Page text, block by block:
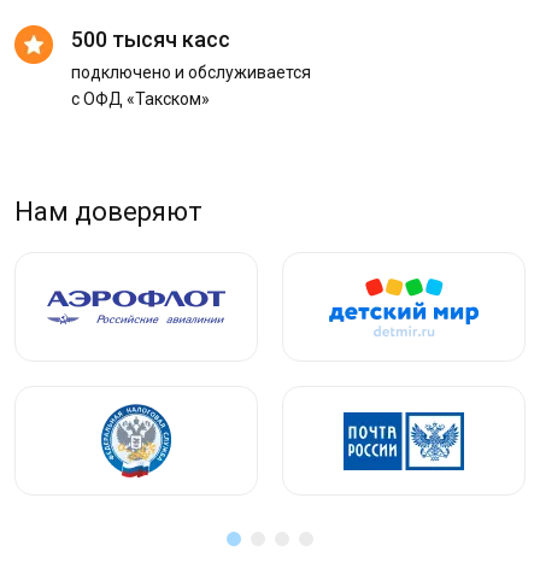
500 тысяч касс
подключено и обслуживается
с ОФД «Такском»
Нам доверяют